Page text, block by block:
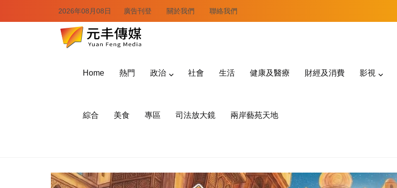
2026年08月08日 廣告刊登 關於我們 聯絡我們
Home 熱門 政治 社會 生活 健康及醫療 財經及消費 影視
綜合 美食 專區 司法放大鏡 兩岸藝苑天地